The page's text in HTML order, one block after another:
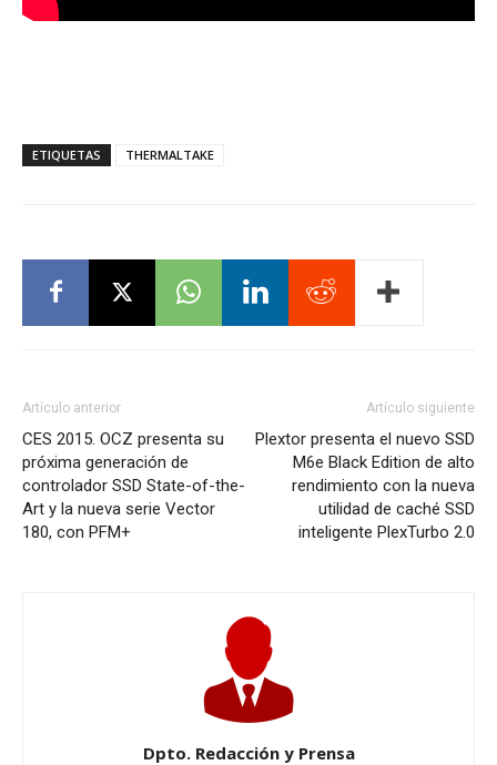
ETIQUETAS THERMALTAKE
Artículo anterior
CES 2015. OCZ presenta su
próxima generación de
controlador SSD State-of-the-
Art y la nueva serie Vector
180, con PFM+
Artículo siguiente
Plextor presenta el nuevo SSD
M6e Black Edition de alto
rendimiento con la nueva
utilidad de caché SSD
inteligente PlexTurbo 2.0
Dpto. Redacción y Prensa